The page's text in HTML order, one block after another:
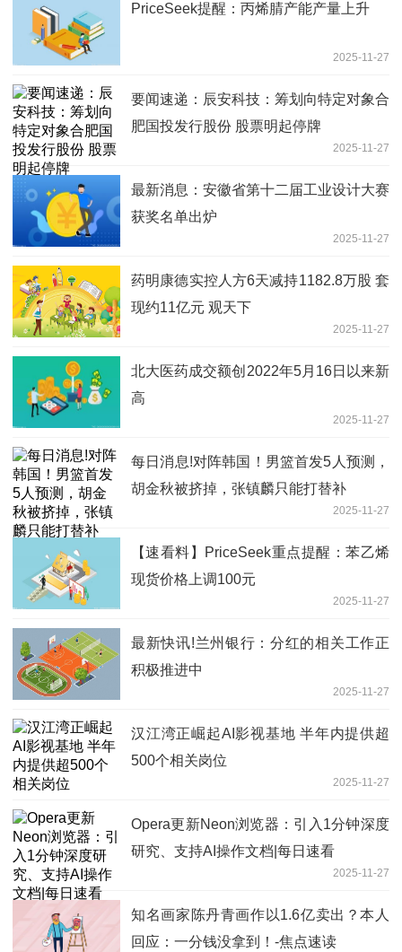
PriceSeek提醒：丙烯腈产能产量上升
2025-11-27
要闻速递：辰安科技：筹划向特定对象合
肥国投发行股份 股票明起停牌
2025-11-27
最新消息：安徽省第十二届工业设计大赛
获奖名单出炉
2025-11-27
药明康德实控人方6天减持1182.8万股 套
现约11亿元 观天下
2025-11-27
北大医药成交额创2022年5月16日以来新
高
2025-11-27
每日消息!对阵韩国！男篮首发5人预测，
胡金秋被挤掉，张镇麟只能打替补
2025-11-27
【速看料】PriceSeek重点提醒：苯乙烯
现货价格上调100元
2025-11-27
最新快讯!兰州银行：分红的相关工作正
积极推进中
2025-11-27
汉江湾正崛起AI影视基地 半年内提供超
500个相关岗位
2025-11-27
Opera更新Neon浏览器：引入1分钟深度
研究、支持AI操作文档|每日速看
2025-11-27
知名画家陈丹青画作以1.6亿卖出？本人
回应：一分钱没拿到！-焦点速读